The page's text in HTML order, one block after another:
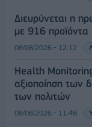
Διευρύνεται η
με 916 προϊόντα
08/08/2026 - 12:12
Health
αξιοποίηση των
των πολιτών
08/08/2026 - 11:48